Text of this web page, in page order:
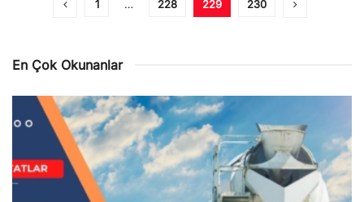
1 … 228 229 230
En Çok Okunanlar